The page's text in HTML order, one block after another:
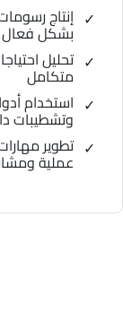
إنتاج
بشكل فعال
تحليل
متكامل
وتشطيبات
تطوير
عملية